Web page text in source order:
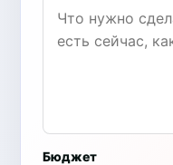
Бюджет